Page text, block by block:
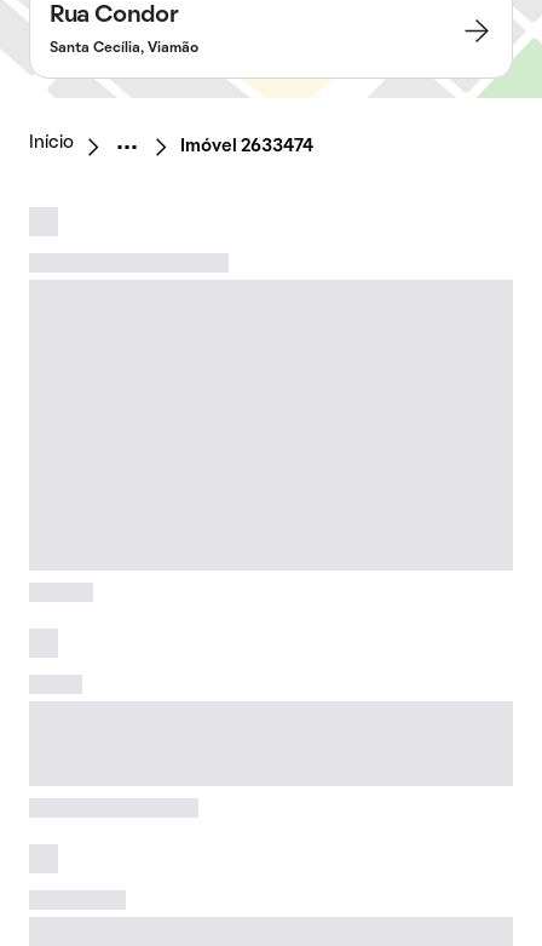
Rua Condor
Santa Cecília, Viamão
Início Imóvel 2633474